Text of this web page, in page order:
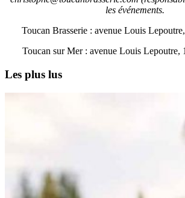
les événements.
Toucan Brasserie : avenue Louis
Toucan sur Mer : avenue Louis Lepoutre,
Les plus lus